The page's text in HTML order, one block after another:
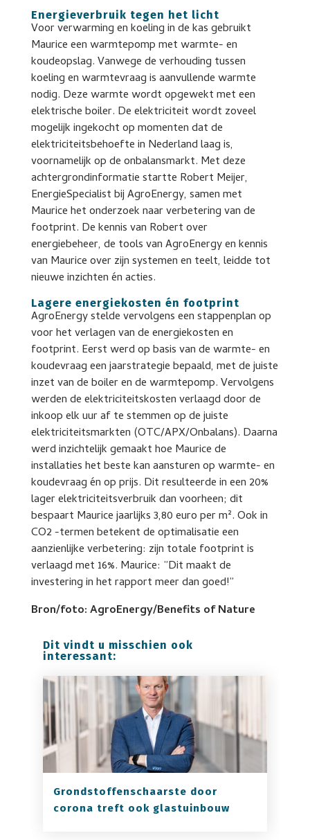
Energieverbruik tegen het licht
Voor verwarming en koeling in de kas gebruikt
Maurice een warmtepomp met warmte- en
koudeopslag. Vanwege de verhouding tussen
koeling en warmtevraag is aanvullende warmte
nodig. Deze warmte wordt opgewekt met een
elektrische boiler. De elektriciteit wordt zoveel
mogelijk ingekocht op momenten dat de
elektriciteitsbehoefte in Nederland laag is,
voornamelijk op de onbalansmarkt. Met deze
achtergrondinformatie startte Robert Meijer,
EnergieSpecialist bij AgroEnergy, samen met
Maurice het onderzoek naar verbetering van de
footprint. De kennis van Robert over
energiebeheer, de tools van AgroEnergy en kennis
van Maurice over zijn systemen en teelt, leidde tot
nieuwe inzichten én acties.
Lagere energiekosten én footprint
AgroEnergy stelde vervolgens een stappenplan op
voor het verlagen van de energiekosten en
footprint. Eerst werd op basis van de warmte- en
koudevraag een jaarstrategie bepaald, met de juiste
inzet van de boiler en de warmtepomp. Vervolgens
werden de elektriciteitskosten verlaagd door de
inkoop elk uur af te stemmen op de juiste
elektriciteitsmarkten (OTC/APX/Onbalans). Daarna
werd inzichtelijk gemaakt hoe Maurice de
installaties het beste kan aansturen op warmte- en
koudevraag én op prijs. Dit resulteerde in een 20%
lager elektriciteitsverbruik dan voorheen; dit
bespaart Maurice jaarlijks 3,80 euro per m². Ook in
CO2 -termen betekent de optimalisatie een
aanzienlijke verbetering: zijn totale footprint is
verlaagd met 16%. Maurice: ”Dit maakt de
investering in het rapport meer dan goed!”
Bron/foto: AgroEnergy/Benefits of Nature
Dit vindt u misschien ook
interessant:
Grondstoffenschaarste door
corona treft ook glastuinbouw